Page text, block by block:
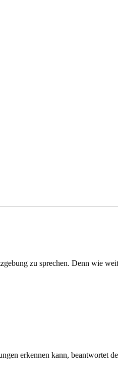
zu sprechen. Denn wie
erkennen kann, beantwortet